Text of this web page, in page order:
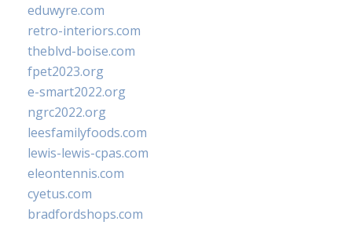
eduwyre.com
retro-interiors.com
theblvd-boise.com
fpet2023.org
e-smart2022.org
ngrc2022.org
leesfamilyfoods.com
lewis-lewis-cpas.com
eleontennis.com
cyetus.com
bradfordshops.com